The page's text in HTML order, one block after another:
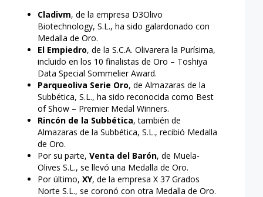
Cladivm, de la empresa D3Olivo
Biotechnology, S.L., ha sido galardonado con
Medalla de Oro.
El Empiedro, de la S.C.A. Olivarera la Purísima,
incluido en los 10 finalistas de Oro – Toshiya
Data Special Sommelier Award.
Parqueoliva Serie Oro, de Almazaras de la
Subbética, S.L., ha sido reconocida como Best
of Show – Premier Medal Winners.
Rincón de la Subbética, también de
Almazaras de la Subbética, S.L., recibió Medalla
de Oro.
Por su parte,Venta del Barón, de Muela-
Olives S.L., se llevó una Medalla de Oro.
Por último,XY, de la empresa X 37 Grados
Norte S.L., se coronó con otra Medalla de Oro.